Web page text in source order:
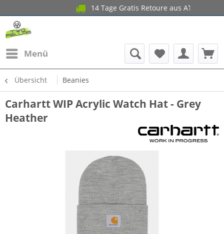
14 Tage Gratis Retoure aus
Menü
Übersicht Beanies
Carhartt WIP Acrylic Watch Hat - Grey
Heather